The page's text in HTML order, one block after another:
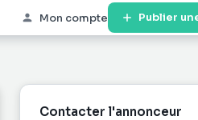
Mon compte Publier
Contacter l'annonceur